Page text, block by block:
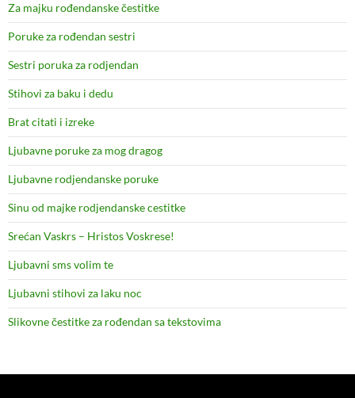
Za majku rođendanske čestitke
Poruke za rođendan sestri
Sestri poruka za rodjendan
Stihovi za baku i dedu
Brat citati i izreke
Ljubavne poruke za mog dragog
Ljubavne rodjendanske poruke
Sinu od majke rodjendanske cestitke
Srećan Vaskrs – Hristos Voskrese!
Ljubavni sms volim te
Ljubavni stihovi za laku noc
Slikovne čestitke za rođendan sa tekstovima